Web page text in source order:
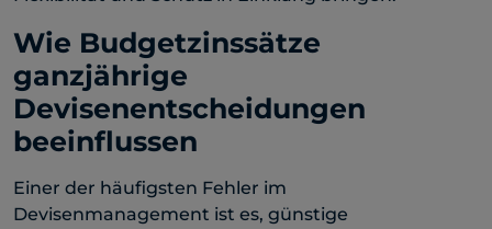
Wie Budgetzinssätze
ganzjährige
Devisenentscheidungen
beeinflussen
Einer der häufigsten Fehler im
Devisenmanagement ist es, günstige